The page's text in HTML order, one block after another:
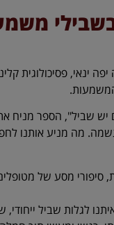
ינאי, פסיכולוגית
שביל", הספר מניח
מה מניע אותנו לחפש
סיפורי מסע של
לגלות שביל